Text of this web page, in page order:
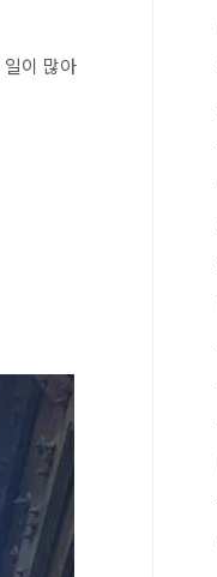
이 많아